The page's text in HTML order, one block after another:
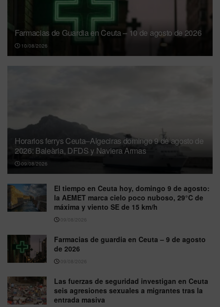
Farmacias de Guardia en Ceuta – 10 de agosto de 2026
10/08/2026
Horarios ferrys Ceuta–Algeciras domingo 9 de agosto de
2026: Baleària, DFDS y Naviera Armas
09/08/2026
El tiempo en Ceuta hoy, domingo 9 de agosto:
la AEMET marca cielo poco nuboso, 29°C de
máxima y viento SE de 15 km/h
09/08/2026
Farmacias de guardia en Ceuta – 9 de agosto
de 2026
09/08/2026
Las fuerzas de seguridad investigan en Ceuta
seis agresiones sexuales a migrantes tras la
entrada masiva